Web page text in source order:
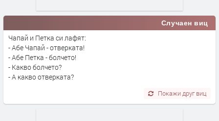
Случаен виц
Чапай и Петка си лафят:
- Абе Чапай - отверката!
- Абе Петка - болчето!
- Какво болчето?
- А какво отверката?
Покажи друг виц